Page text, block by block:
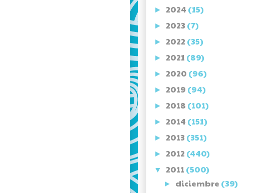
► 2024 (15)
► 2023 (7)
► 2022 (35)
► 2021 (89)
► 2020 (96)
► 2019 (94)
► 2018 (101)
► 2014 (151)
► 2013 (351)
► 2012 (440)
▼ 2011 (500)
► diciembre (39)